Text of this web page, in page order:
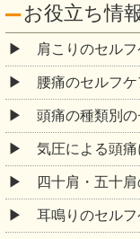
お役立ち情
肩こりのセル
腰痛のセルフ
頭痛の種類別
気圧による頭
四十肩・五十
耳鳴りのセル